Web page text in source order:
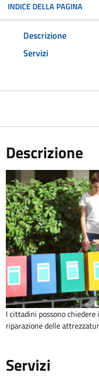
INDICE DELLA PAGINA
Descrizione
Servizi
Descrizione
I cittadini possono
riparazione delle
Servizi